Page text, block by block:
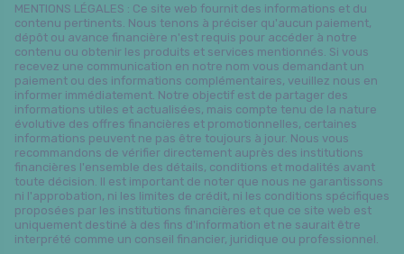
MENTIONS LÉGALES : Ce site web fournit des informations et du
contenu pertinents. Nous tenons à préciser qu'aucun paiement,
dépôt ou avance financière n'est requis pour accéder à notre
contenu ou obtenir les produits et services mentionnés. Si vous
recevez une communication en notre nom vous demandant un
paiement ou des informations complémentaires, veuillez nous en
informer immédiatement. Notre objectif est de partager des
informations utiles et actualisées, mais compte tenu de la nature
évolutive des offres financières et promotionnelles, certaines
informations peuvent ne pas être toujours à jour. Nous vous
recommandons de vérifier directement auprès des institutions
financières l'ensemble des détails, conditions et modalités avant
toute décision. Il est important de noter que nous ne garantissons
ni l'approbation, ni les limites de crédit, ni les conditions spécifiques
proposées par les institutions financières et que ce site web est
uniquement destiné à des fins d'information et ne saurait être
interprété comme un conseil financier, juridique ou professionnel.